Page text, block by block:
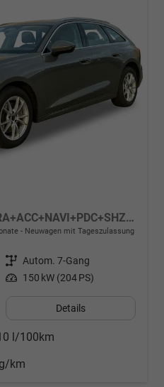
Basis QUATTRO+KAMERA+ACC+NAVI+PDC+SHZ+EL. HECKKL.
Neuwagen mit Tageszulassung
Getriebe Autom. 7-Gang
Leistung 150 kW (204 PS)
Details
l/100km
km